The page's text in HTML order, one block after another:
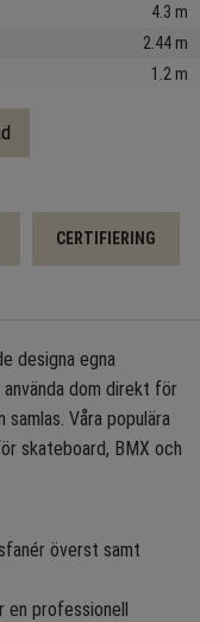
4.3 m
2.44 m
1.2 m
CERTIFIERING
designa egna
dom direkt för
Våra populära
skateboard, BMX och
överst samt
en professionell